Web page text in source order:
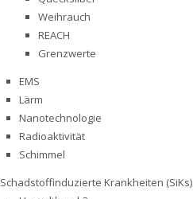
Weihrauch
REACH
Grenzwerte
EMS
Lärm
Nanotechnologie
Radioaktivität
Schimmel
Schadstoffinduzierte Krankheiten (SiKs)